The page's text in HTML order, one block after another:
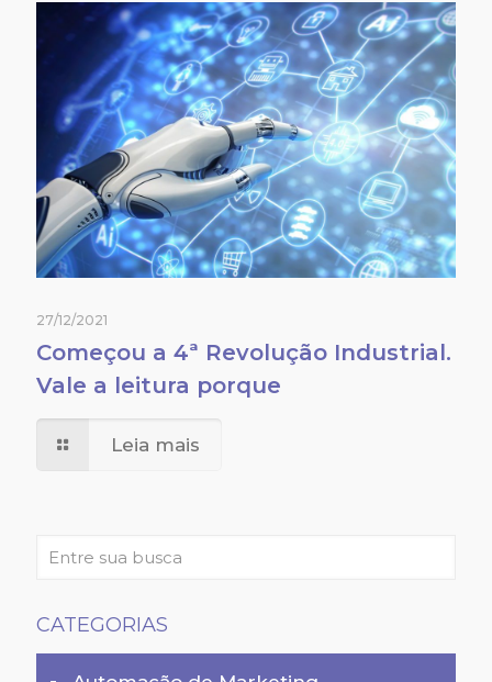
27/12/2021
Começou a 4ª Revolução Industrial.
Vale a leitura porque
Leia mais
CATEGORIAS